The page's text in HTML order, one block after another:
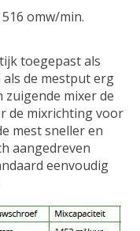
omw/min.
toegepast als
als de mestput erg
mixer de
de mixrichting voor
mest sneller en
aangedreven
eenvoudig